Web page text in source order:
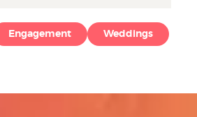
Engagement Weddings